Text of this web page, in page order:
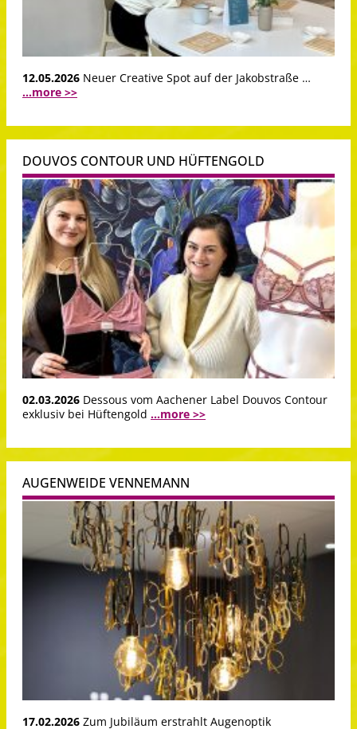
12.05.2026 Neuer Creative Spot auf der Jakobstraße …
...more >>
DOUVOS CONTOUR UND HÜFTENGOLD
02.03.2026 Dessous vom Aachener Label Douvos Contour
exklusiv bei Hüftengold ...more >>
AUGENWEIDE VENNEMANN
17.02.2026 Zum Jubiläum erstrahlt Augenoptik